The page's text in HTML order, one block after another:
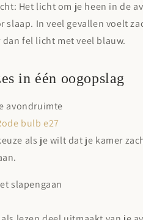
Het licht om je heen in de
slaap. In veel gevallen voelt
fel licht met veel blauw.
in één oogopslag
avondruimte
bulb e27
als je wilt dat je kamer
slapengaan